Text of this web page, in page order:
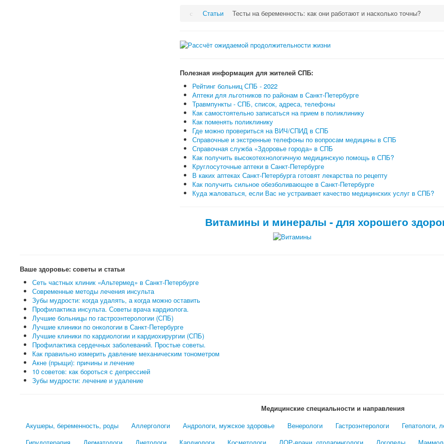
Статьи Тесты на беременность: как они работают и насколько точны?
Полезная информация для жителей СПБ:
Рейтинг больниц СПБ - 2022
Аптеки для льготников по районам в Санкт-Петербурге
Травмпункты - СПБ, список, адреса, телефоны
Как самостоятельно записаться на прием в поликлинику
Как поменять поликлинику
Где можно провериться на ВИЧ/СПИД в СПБ
Справочные и экстренные телефоны по вопросам медицины в СПБ
Справочная служба «Здоровье города» в СПБ
Как получить высокотехнологичную медицинскую помощь в СПБ?
Круглосуточные аптеки в Санкт-Петербурге
В каких аптеках Санкт-Петербурга готовят лекарства по рецепту
Как получить сильное обезболивающее в Санкт-Петербурге
Куда жаловаться, если Вас не устраивает качество медицинских услуг в СПБ?
Витамины и минералы - для хорошего
Ваше здоровье: советы и статьи
Сеть частных клиник «Альтермед» в Санкт-Петербурге
Современные методы лечения инсульта
Зубы мудрости: когда удалять, а когда можно оставить
Профилактика инсульта. Советы врача кардиолога.
Лучшие больницы по гастроэнтерологии (СПБ)
Лучшие клиники по онкологии в Санкт-Петербурге
Лучшие клиники по кардиологии и кардиохирургии (СПБ)
Профилактика сердечных заболеваний. Простые советы.
Как правильно измерить давление механическим тонометром
Акне (прыщи): причины и лечение
10 советов: как бороться с депрессией
Зубы мудрости: лечение и удаление
Медицинские специальности и направления
Акушеры, беременность, роды
Аллергологи Андрологи, мужское здоровье Венерологи Гастроэнтерологи
Гепатологи,